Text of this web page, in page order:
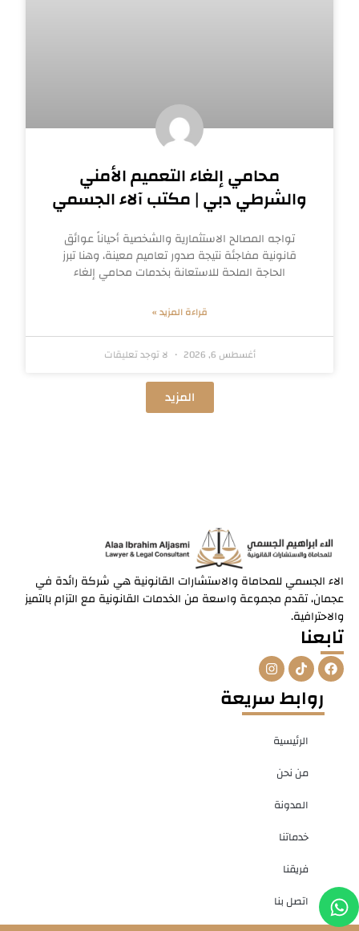
W
h
P
h
محامي إلغاء التعميم الأمني
والشرطي دبي | مكتب آلاء الجسمي
تواجه المصالح الاستثمارية والشخصية أحياناً عوائق
قانونية مفاجئة نتيجة صدور تعاميم معينة، وهنا تبرز
الحاجة الملحة للاستعانة بخدمات محامي إلغاء
قراءة المزيد »
أغسطس 6, 2026 لا توجد تعليقات
المزيد
الاء الجسمي للمحاماة والاستشارات القانونية هي شركة رائدة في
عجمان، تقدم مجموعة واسعة من الخدمات القانونية مع التزام بالتميز
والاحترافية.
تابعنا
F
a
c
b
T
i
k
t
o
I
n
s
t
a
روابط سريعة
الرئيسية
من نحن
المدونة
خدماتنا
فريقنا
اتصل بنا